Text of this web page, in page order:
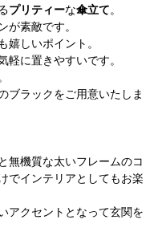
プリティーな傘立て。
が素敵です。
嬉しいポイント。
軽に置きやすいです。
ブラックをご用意いたしま
無機質な太いフレームのコ
でインテリアとしてもお楽
アクセントとなって玄関を